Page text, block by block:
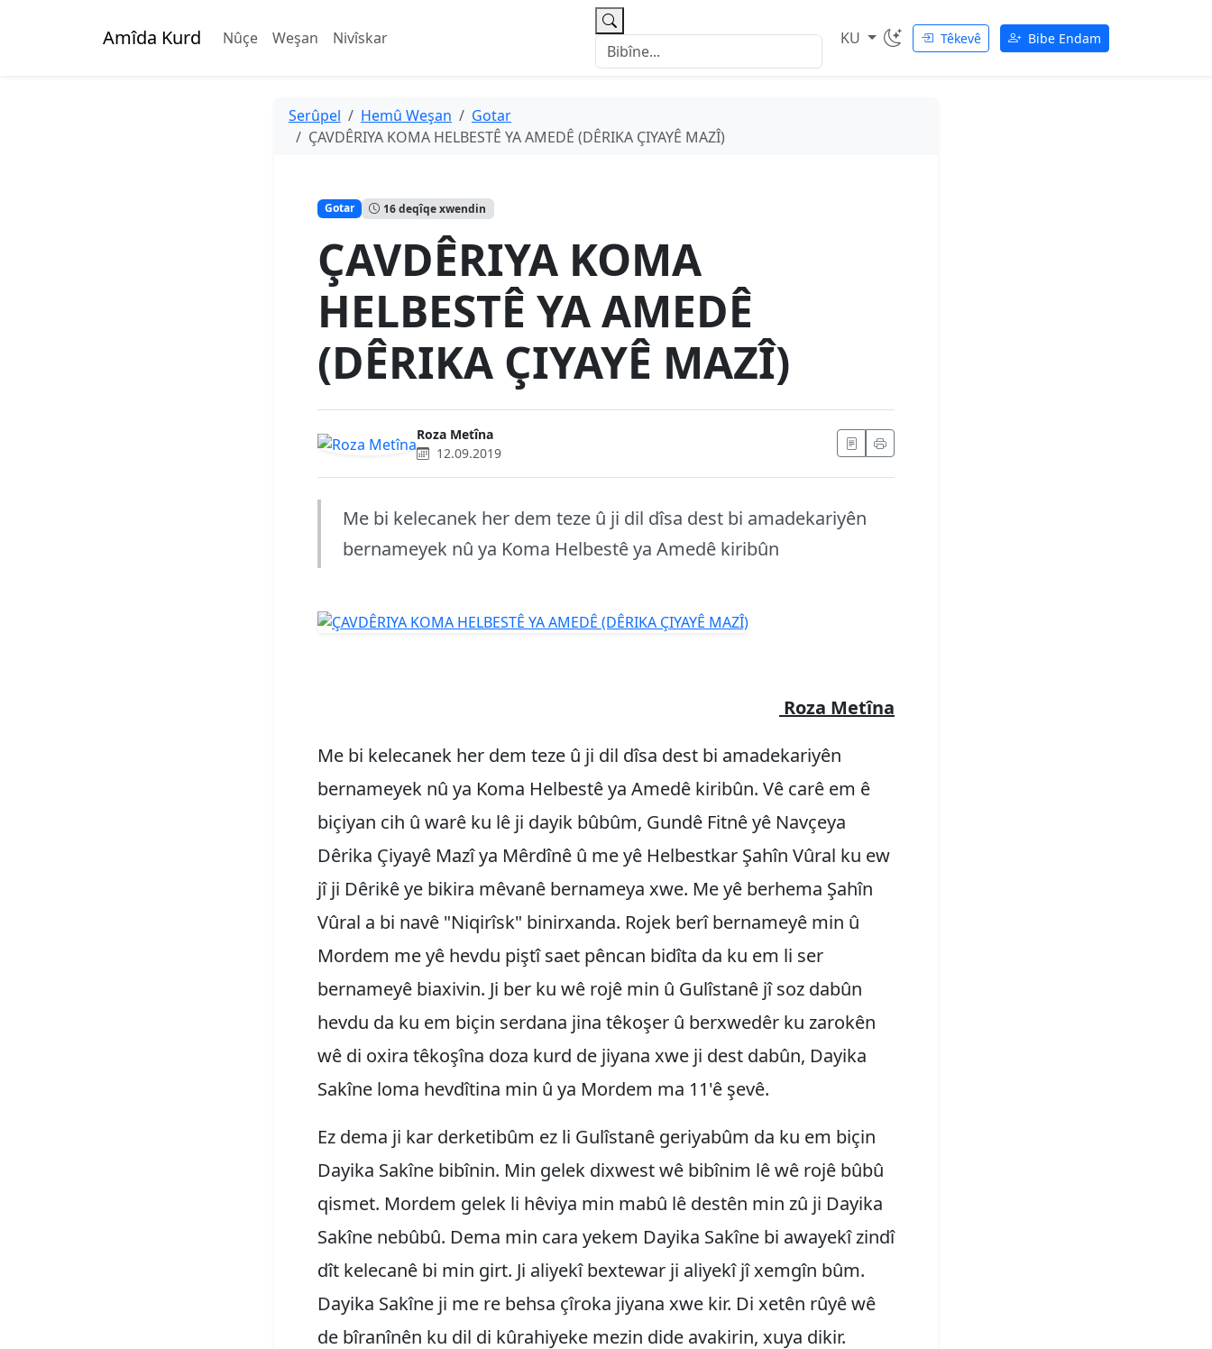
Amîda Kurd Nûçe Weşan Nivîskar KU Têkevê Bibe Endam
Serûpel Hemû Weşan
Gotar
ÇAVDÊRIYA KOMA HELBESTÊ YA AMEDÊ (DÊRIKA ÇIYAYÊ MAZÎ)
Gotar 16 deqîqe xwendin
ÇAVDÊRIYA KOMA
HELBESTÊ YA AMEDÊ
(DÊRIKA ÇIYAYÊ MAZÎ)
Roza Metîna
12.09.2019
Me bi kelecanek her dem teze û ji dil dîsa dest bi amadekariyên
bernameyek nû ya Koma Helbestê ya Amedê kiribûn
Roza Metîna
Me bi kelecanek her dem teze û ji dil dîsa dest bi amadekariyên
bernameyek nû ya Koma Helbestê ya Amedê kiribûn. Vê carê em ê
biçiyan cih û warê ku lê ji dayik bûbûm, Gundê Fitnê yê Navçeya
Dêrika Çiyayê Mazî ya Mêrdînê û me yê Helbestkar Şahîn Vûral ku ew
jî ji Dêrikê ye bikira mêvanê bernameya xwe. Me yê berhema Şahîn
Vûral a bi navê "Niqirîsk" binirxanda. Rojek berî bernameyê min û
Mordem me yê hevdu piştî saet pêncan bidîta da ku em li ser
bernameyê biaxivin. Ji ber ku wê rojê min û Gulîstanê jî soz dabûn
hevdu da ku em biçin serdana jina têkoşer û berxwedêr ku zarokên
wê di oxira têkoşîna doza kurd de jiyana xwe ji dest dabûn, Dayika
Sakîne loma hevdîtina min û ya Mordem ma 11'ê şevê.
Ez dema ji kar derketibûm ez li Gulîstanê geriyabûm da ku em biçin
Dayika Sakîne bibînin. Min gelek dixwest wê bibînim lê wê rojê bûbû
qismet. Mordem gelek li hêviya min mabû lê destên min zû ji Dayika
Sakîne nebûbû. Dema min cara yekem Dayika Sakîne bi awayekî zindî
dît kelecanê bi min girt. Ji aliyekî bextewar ji aliyekî jî xemgîn bûm.
Dayika Sakîne ji me re behsa çîroka jiyana xwe kir. Di xetên rûyê wê
de bîranînên ku dil di kûrahiyeke mezin dide avakirin, xuya dikir.